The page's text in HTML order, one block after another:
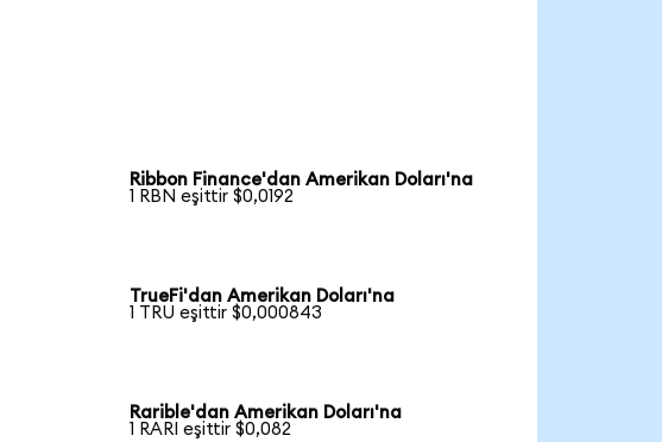
Ribbon Finance'dan Amerikan Doları'na
1 RBN eşittir $0,0192
TrueFi'dan Amerikan Doları'na
1 TRU eşittir $0,000843
Rarible'dan Amerikan Doları'na
1 RARI eşittir $0,082